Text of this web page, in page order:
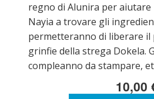
regno di Alunira per aiutare
Nayia a trovare gli
permetteranno di liberare il
grinfie della strega Dokela.
compleanno da stampare,
10,00